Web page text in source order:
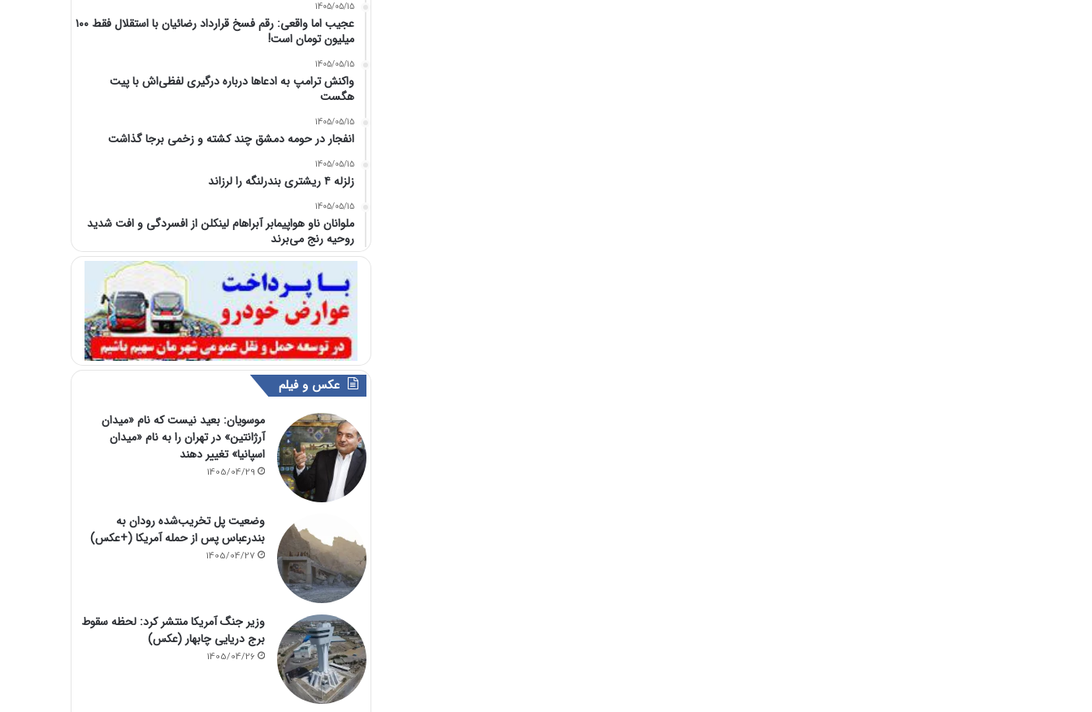
1405/05/15
عجیب اما واقعی: رقم فسخ قرارداد رضائیان با استقلال فقط ۱۰۰
میلیون تومان است!
1405/05/15
واکنش ترامپ به ادعاها درباره درگیری لفظی‌اش با پیت
هگست
1405/05/15
انفجار در حومه دمشق چند کشته و زخمی برجا گذاشت
1405/05/15
زلزله ۴ ریشتری بندرلنگه را لرزاند
1405/05/15
ملوانان ناو هواپیمابر آبراهام لینکلن از افسردگی و افت شدید
روحیه رنج می‌برند
عکس و فیلم
موسویان: بعید نیست که نام «میدان
آرژانتین» در تهران را به نام «میدان
اسپانیا» تغییر دهند
1405/04/29
وضعیت پل تخریب‌شده رودان به
بندرعباس پس از حمله آمریکا (+عکس)
1405/04/27
وزیر جنگ آمریکا منتشر کرد: لحظه سقوط
برج دریایی چابهار (عکس)
1405/04/26